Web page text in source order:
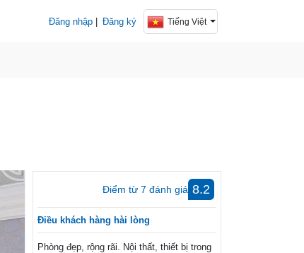
Đăng nhập | Đăng ký Tiếng Việt
8.2
Điểm từ 7 đánh giá
Điều khách hàng hài lòng
Phòng đẹp, rộng rãi. Nội thất, thiết bị trong